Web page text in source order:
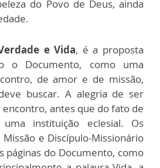
do Povo de Deus, ainda
e Vida, é a proposta
o Documento, como uma
de amor e de missão,
buscar. A alegria de ser
antes que do fato de
instituição eclesial. Os
e Discípulo-Missionário
páginas do Documento, como